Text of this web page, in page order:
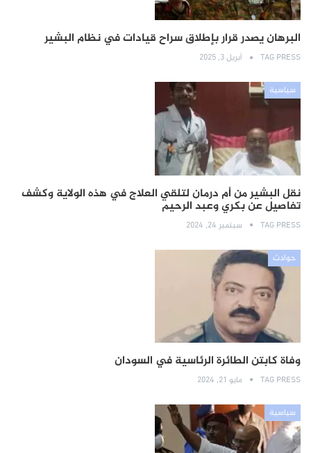
البرهان يصدر قرار بإطلاق سراح قيادات في نظام البشير
TAG PRESS أبريل 3, 2025
سياسية
نقل البشير من أم درمان لتلقي العلاج في هذه الولاية وكشف
تفاصيل عن بكري وعبد الرحيم
TAG PRESS سبتمبر 24, 2024
حوادث
وفاة كابتن الطائرة الرئاسية في السودان
TAG PRESS مايو 21, 2024
سياسية